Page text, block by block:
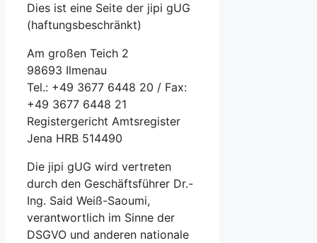
Dies ist eine Seite der jipi gUG
(haftungsbeschränkt)
Am großen Teich 2
98693 Ilmenau
Tel.: +49 3677 6448 20 / Fax:
+49 3677 6448 21
Registergericht Amtsregister
Jena HRB 514490
Die jipi gUG wird vertreten
durch den Geschäftsführer Dr.-
Ing. Said Weiß-Saoumi,
verantwortlich im Sinne der
DSGVO und anderen nationale